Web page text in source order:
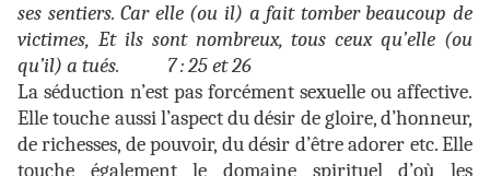
ses sentiers. Car elle (ou il) a fait tomber beaucoup de
victimes, Et ils sont nombreux, tous ceux qu’elle (ou
qu’il) a tués. 7 : 25 et 26
La séduction n’est pas forcément sexuelle ou affective.
Elle touche aussi l’aspect du désir de gloire, d’honneur,
de richesses, de pouvoir, du désir d’être adorer etc. Elle
touche également le domaine spirituel d’où les